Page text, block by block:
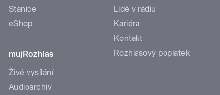
Stanice
eShop
mujRozhlas
Živé vysílání
Audioarchiv
Lidé v rádiu
Kariéra
Kontakt
Rozhlasový poplatek